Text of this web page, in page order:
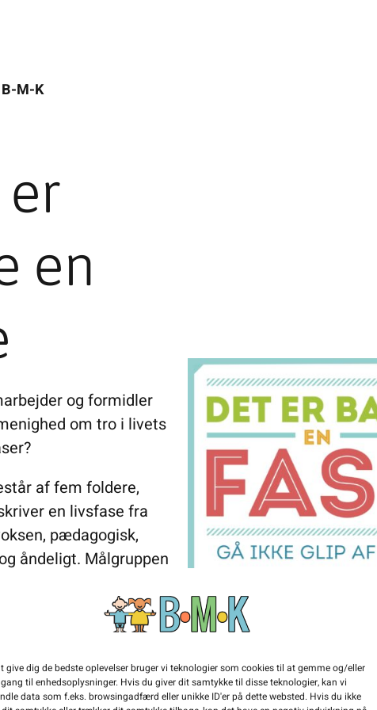
give dig de bedste oplevelser bruger vi teknologier som cookies til at gemme og/eller
til enhedsoplysninger. Hvis du giver dit samtykke til disse teknologier, kan vi
data som f.eks. browsingadfærd eller unikke ID'er på dette websted. Hvis du ikke
M-K
en
og formidler
om tro i livets
af fem foldere,
en livsfase fra
pædagogisk,
åndeligt. Målgruppen
en fase” er således
version 2.0 her: